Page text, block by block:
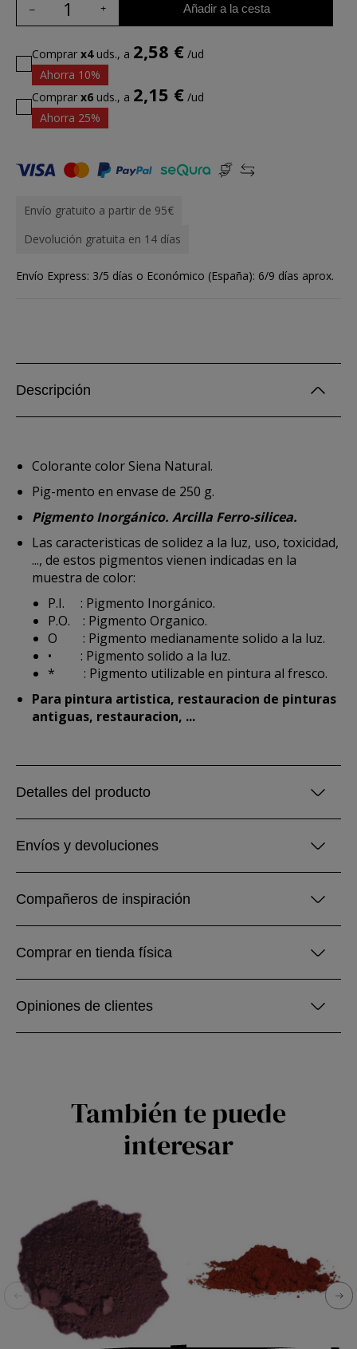
Añadir a la cesta
Comprar x4uds., a 2,58 € /ud
Ahorra 10%
Comprar x6 uds., a 2,15 € /ud
Ahorra 25%
Envío gratuito a partir de 95€
Devolución gratuita en 14 días
Envío Express: 3/5 días o Económico (España): 6/9 días aprox.
Descripción
Colorante color Siena Natural.
Pig-mento en envase de 250 g.
Pigmento Inorgánico. Arcilla Ferro-silicea.
Las caracteristicas de solidez a la luz, uso, toxicidad,
..., de estos pigmentos vienen indicadas en la
muestra de color:
P.I. : Pigmento Inorgánico.
P.O. : Pigmento Organico.
O : Pigmento medianamente solido a la luz.
• : Pigmento solido a la luz.
* : Pigmento utilizable en pintura al fresco.
Para pintura artistica, restauracion de pinturas
antiguas, restauracion, ...
Detalles del producto
Envíos y devoluciones
Compañeros de inspiración
Comprar en tienda física
Opiniones de clientes
También te puede
interesar